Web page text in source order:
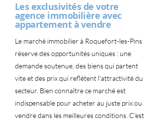
Les exclusivités de votre
agence immobilière avec
appartement à vendre
Le marché immobilier à Roquefort-les-Pins
réserve des opportunités uniques : une
demande soutenue, des biens qui partent
vite et des prix qui reflètent l'attractivité du
secteur. Bien connaître ce marché est
indispensable pour acheter au juste prix ou
vendre dans les meilleures conditions. C'est